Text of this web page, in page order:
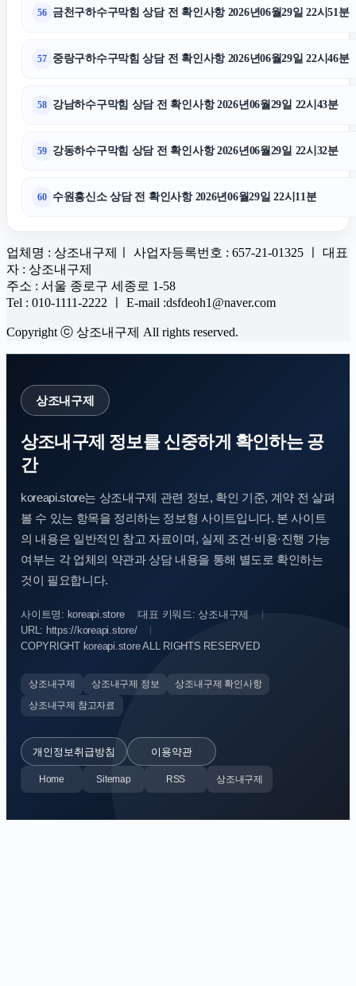
56 금천구하수구막힘 상담 전 확인사항 2026년06월29일 22시51분
57 중랑구하수구막힘 상담 전 확인사항 2026년06월29일 22시46분
58 강남하수구막힘 상담 전 확인사항 2026년06월29일 22시43분
59 강동하수구막힘 상담 전 확인사항 2026년06월29일 22시32분
60 수원흥신소 상담 전 확인사항 2026년06월29일 22시11분
업체명 : 상조내구제ㅣ 사업자등록번호 : 657-21-01325 ㅣ 대표
자 : 상조내구제
주소 : 서울 종로구 세종로 1-58
Tel : 010-1111-2222 ㅣ E-mail :dsfdeoh1@naver.com
Copyright ⓒ 상조내구제 All rights reserved.
상조내구제
상조내구제 정보를 신중하게 확인하는 공
간
koreapi.store는 상조내구제 관련 정보, 확인 기준, 계약 전 살펴
볼 수 있는 항목을 정리하는 정보형 사이트입니다. 본 사이트
의 내용은 일반적인 참고 자료이며, 실제 조건·비용·진행 가능
여부는 각 업체의 약관과 상담 내용을 통해 별도로 확인하는
것이 필요합니다.
사이트명: koreapi.store
대표 키워드: 상조내구제
URL: https://koreapi.store/
COPYRIGHT koreapi.store ALL RIGHTS RESERVED
상조내구제 상조내구제 정보
상조내구제 확인사항
상조내구제 참고자료
개인정보취급방침 이용약관
Home Sitemap RSS 상조내구제